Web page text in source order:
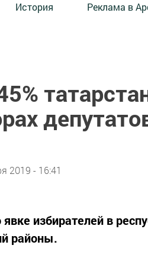
История Реклама в
2019 - 16:41
избирателей в
районы.